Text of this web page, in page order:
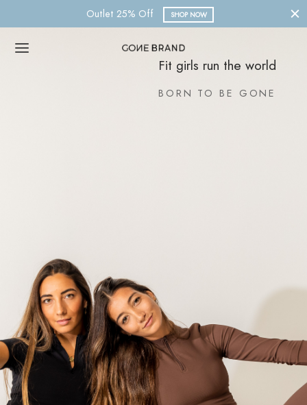
Nueva Colección 2023 SHOP NOW
Fit girls run the world
BORN TO BE GONE